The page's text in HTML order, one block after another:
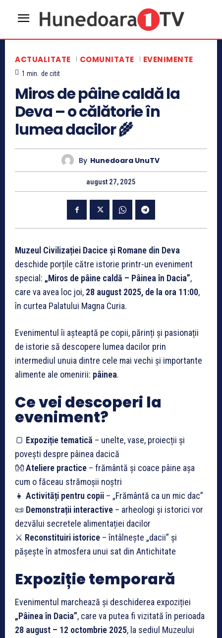
ACTUALITATE COMUNITATE EVENIMENTE
1 min. de citit
Miros de pâine caldă la
Deva – o călătorie în
lumea dacilor 🌾
By Hunedoara UnuTV
august 27, 2025
Muzeul Civilizației Dacice și Romane din Deva
deschide porțile către istorie printr-un eveniment
special: „Miros de pâine caldă – Pâinea în Dacia”,
care va avea loc joi, 28 august 2025, de la ora 11:00,
în curtea Palatului Magna Curia.
Evenimentul îi așteaptă pe copii, părinți și pasionații
de istorie să descopere lumea dacilor prin
intermediul unuia dintre cele mai vechi și importante
alimente ale omenirii: pâinea.
Ce vei descoperi la
eveniment?
🍞 Expoziție tematică – unelte, vase, proiecții și
povești despre pâinea dacică
👐Ateliere practice – frământă și coace pâine așa
cum o făceau strămoșii noștri
👧 Activități pentru copii – „Frământă ca un mic dac”
📜 Demonstrații interactive – arheologi și istorici vor
dezvălui secretele alimentației dacilor
⚔️ Reconstituiri istorice – întâlnește „dacii” și
pășește în atmosfera unui sat din Antichitate
Expoziție temporară
Evenimentul marchează și deschiderea expoziției
„Pâinea în Dacia”, care va putea fi vizitată în perioada
28 august – 12 octombrie 2025, la sediul Muzeului